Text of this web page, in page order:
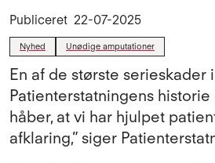
Publiceret 22-07-2025
Nyhed Unødige amputationer
En af de største serieskader i
Patienterstatningens historie
håber, at vi har hjulpet
afklaring,” siger